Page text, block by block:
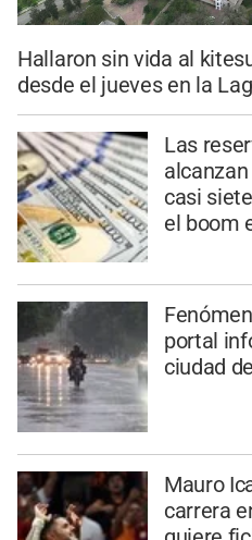
Hallaron sin vida al
desde el jueves en la
Las
casi
el boom
portal
ciudad
Mauro
carrera